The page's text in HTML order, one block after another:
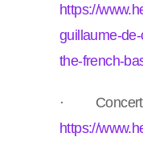
https://
guillaume-
the-french-
· Concert
https://